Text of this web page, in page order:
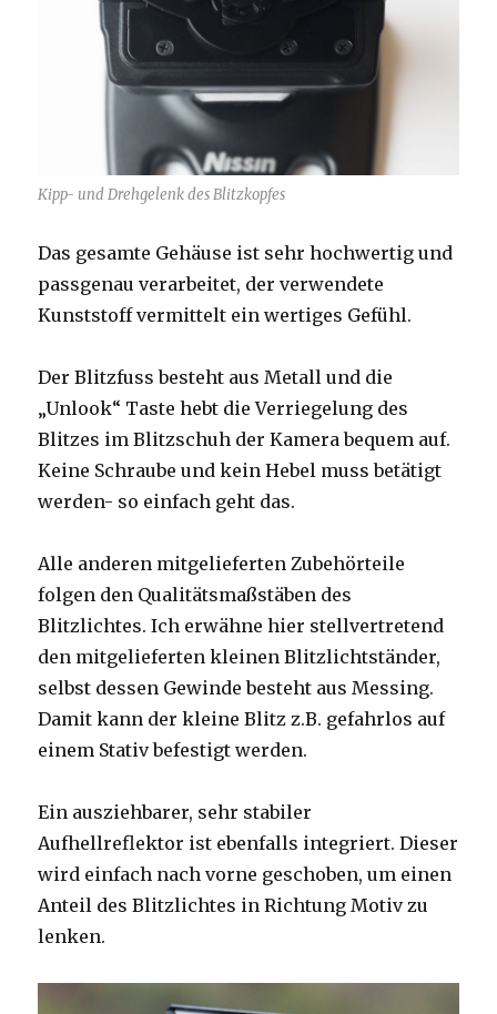
Kipp- und Drehgelenk des Blitzkopfes
Das gesamte Gehäuse ist sehr hochwertig und
passgenau verarbeitet, der verwendete
Kunststoff vermittelt ein wertiges Gefühl.
Der Blitzfuss besteht aus Metall und die
„Unlook“ Taste hebt die Verriegelung des
Blitzes im Blitzschuh der Kamera bequem auf.
Keine Schraube und kein Hebel muss betätigt
werden- so einfach geht das.
Alle anderen mitgelieferten Zubehörteile
folgen den Qualitätsmaßstäben des
Blitzlichtes. Ich erwähne hier stellvertretend
den mitgelieferten kleinen Blitzlichtständer,
selbst dessen Gewinde besteht aus Messing.
Damit kann der kleine Blitz z.B. gefahrlos auf
einem Stativ befestigt werden.
Ein ausziehbarer, sehr stabiler
Aufhellreflektor ist ebenfalls integriert. Dieser
wird einfach nach vorne geschoben, um einen
Anteil des Blitzlichtes in Richtung Motiv zu
lenken.